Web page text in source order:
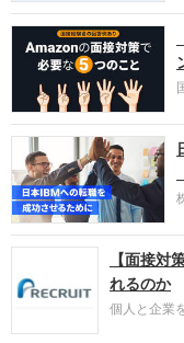
【面接対
れるのか
個人と企業